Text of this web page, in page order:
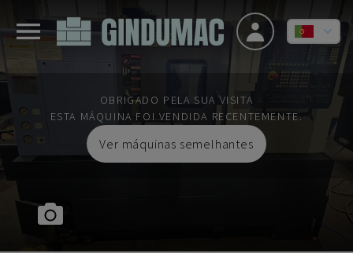
OBRIGADO PELA SUA VISITA
ESTA MÁQUINA FOI VENDIDA RECENTEMENTE.
Ver máquinas semelhantes